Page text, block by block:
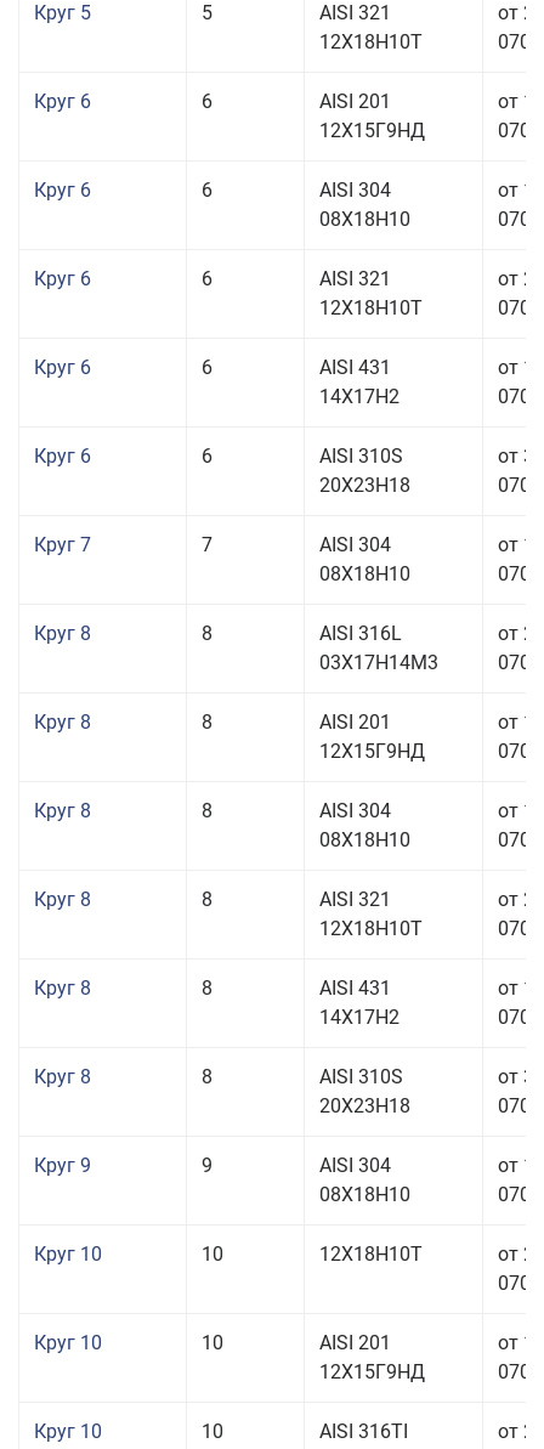
Круг 5 5
AISI 321
12Х18Н10Т
от
Круг 6 6
AISI 201
12Х15Г9НД
от
Круг 6 6
AISI 304
08Х18Н10
от
Круг 6 6
AISI 321
12Х18Н10Т
от
Круг 6 6
AISI 431
14Х17Н2
от
Круг 6 6
AISI 310S
20Х23Н18
от
Круг 7 7
AISI 304
08Х18Н10
от
Круг 8 8
AISI 316L
03Х17Н14М3
от
Круг 8 8
AISI 201
12Х15Г9НД
от
Круг 8 8
AISI 304
08Х18Н10
от
Круг 8 8
AISI 321
12Х18Н10Т
от
Круг 8 8
AISI 431
14Х17Н2
от
Круг 8 8
AISI 310S
20Х23Н18
от
Круг 9 9
AISI 304
08Х18Н10
от
Круг 10 10 12Х18Н10Т
от
Круг 10 10
AISI 201
12Х15Г9НД
от
Круг 10 10 AISI 316TI от